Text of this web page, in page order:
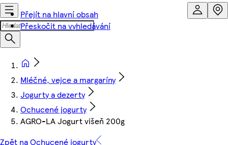
Přejít na hlavní obsah
Přeskočit na vyhledávání
Mléčné, vejce a margaríny
Jogurty a dezerty
Ochucené jogurty
AGRO-LA Jogurt višeň 200g
Zpět na Ochucené jogurty